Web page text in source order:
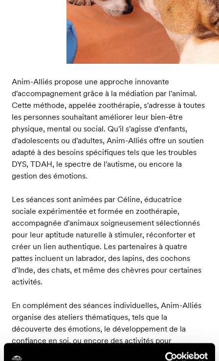
Anim-Alliés propose une approche innovante
d'accompagnement grâce à la médiation par l'animal.
Cette méthode, appelée zoothérapie, s'adresse à toutes
les personnes souhaitant améliorer leur bien-être
physique, mental ou social. Qu'il s'agisse d'enfants,
d'adolescents ou d'adultes, Anim-Alliés offre un soutien
adapté à des besoins spécifiques tels que les troubles
DYS, TDAH, le spectre de l'autisme, ou encore la
gestion des émotions.
Les séances sont animées par Céline, éducatrice
sociale expérimentée et formée en zoothérapie,
accompagnée d'animaux soigneusement sélectionnés
pour leur aptitude naturelle à stimuler, réconforter et
créer un lien authentique. Les partenaires à quatre
pattes incluent un labrador, des lapins, des cochons
d’Inde, des chats, et même des chèvres pour certaines
activités.
En complément des séances individuelles, Anim-Alliés
organise des ateliers thématiques, tels que la
découverte des émotions, le développement de la
confiance en soi, ou encore des activités pour
surmonter des phobies liées aux animaux. Ces